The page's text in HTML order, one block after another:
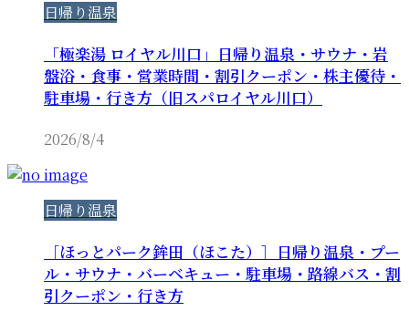
日帰り温泉
「極楽湯 ロイヤル川口」日帰り温泉・サウナ・岩
盤浴・食事・営業時間・割引クーポン・株主優待・
駐車場・行き方（旧スパロイヤル川口）
2026/8/4
日帰り温泉
［ほっとパーク鉾田（ほこた）］日帰り温泉・プー
ル・サウナ・バーベキュー・駐車場・路線バス・割
引クーポン・行き方